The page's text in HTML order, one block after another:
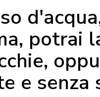
potrai
e senza